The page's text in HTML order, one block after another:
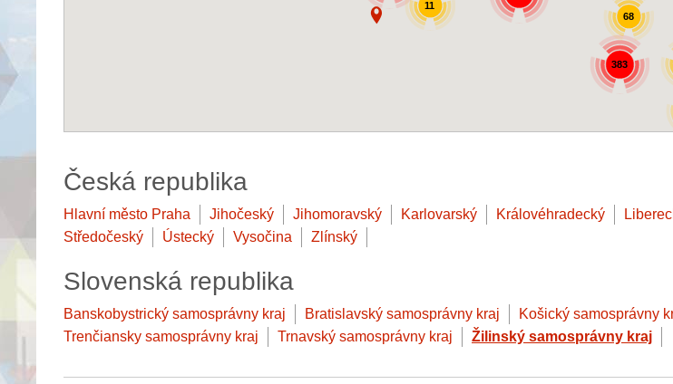
383
68
11
Česká republika
Hlavní město Praha Jihočeský Jihomoravský Karlovarský Královéhradecký
Středočeský
Ústecký Vysočina Zlínský
Slovenská republika
Banskobystrický samosprávny kraj Bratislavský samosprávny kraj Košický samosprávny
Trenčiansky samosprávny kraj
Trnavský samosprávny kraj Žilinský samosprávny kraj